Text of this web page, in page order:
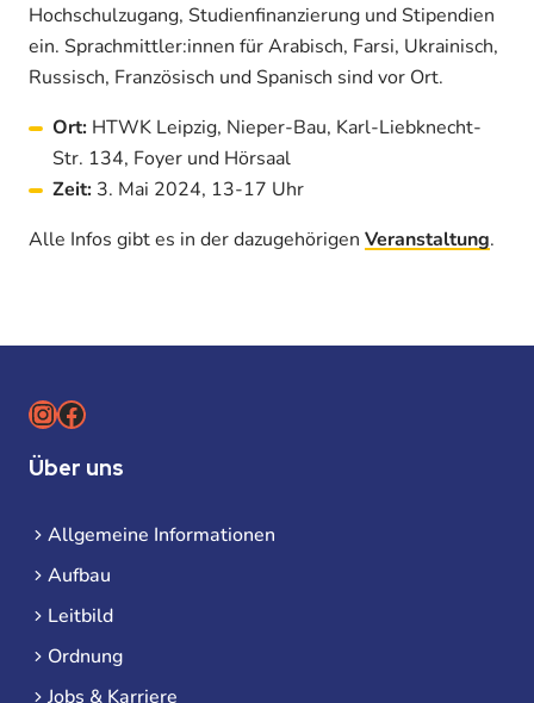
Hochschulzugang, Studienfinanzierung und Stipendien
ein. Sprachmittler:innen für Arabisch, Farsi, Ukrainisch,
Russisch, Französisch und Spanisch sind vor Ort.
Ort: HTWK Leipzig, Nieper-Bau, Karl-Liebknecht-
Str. 134, Foyer und Hörsaal
Zeit: 3. Mai 2024, 13-17 Uhr
Alle Infos gibt es in der dazugehörigen Veranstaltung.
Instagram
Facebook
Über uns
Allgemeine Informationen
Aufbau
Leitbild
Ordnung
Jobs & Karriere